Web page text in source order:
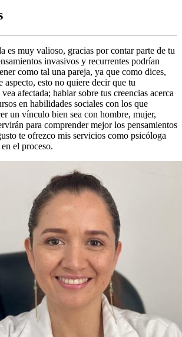
es muy valioso, gracias por contar parte de tu
invasivos y recurrentes podrían
como tal una pareja, ya que como dices,
aspecto, esto no quiere decir que tu
afectada; hablar sobre tus creencias acerca
en habilidades sociales con los que
un vínculo bien sea con hombre, mujer,
para comprender mejor los pensamientos
te ofrezco mis servicios como psicóloga
el proceso.